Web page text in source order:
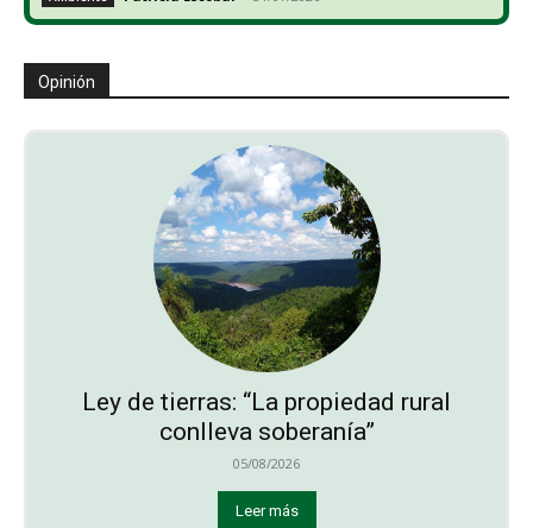
Opinión
Ley de tierras: “La propiedad rural
conlleva soberanía”
05/08/2026
Leer más